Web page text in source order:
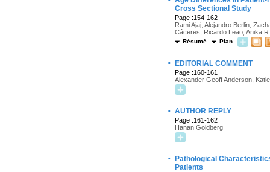
Cross Sectional Study
Page :154-162
Rami Ajaj, Alejandro Berlin,
Cáceres, Ricardo Leao, Anika
Résumé Plan
· EDITORIAL COMMENT
Page :160-161
Alexander Geoff Anderson,
· AUTHOR REPLY
Page :161-162
Hanan Goldberg
·
Pathological
Patients